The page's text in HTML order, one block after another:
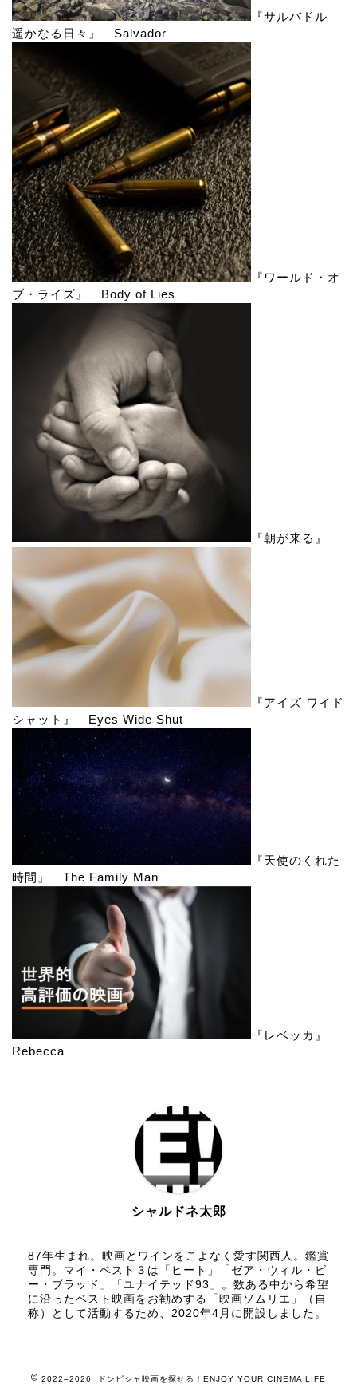
『サルバドル
遥かなる日々』 Salvador
『ワールド・オ
ブ・ライズ』 Body of Lies
『朝が来る』
『アイズ ワイド
シャット』 Eyes Wide Shut
『天使のくれた
時間』 The Family Man
『レベッカ』
Rebecca
シャルドネ太郎
87年生まれ。映画とワインをこよなく愛す関西人。鑑賞
専門。マイ・ベスト３は「ヒート」「ゼア・ウィル・ビ
ー・ブラッド」「ユナイテッド93」。数ある中から希望
に沿ったベスト映画をお勧めする「映画ソムリエ」（自
称）として活動するため、2020年4月に開設しました。
2022–2026 ドンピシャ映画を探せる！ENJOY YOUR CINEMA LIFE